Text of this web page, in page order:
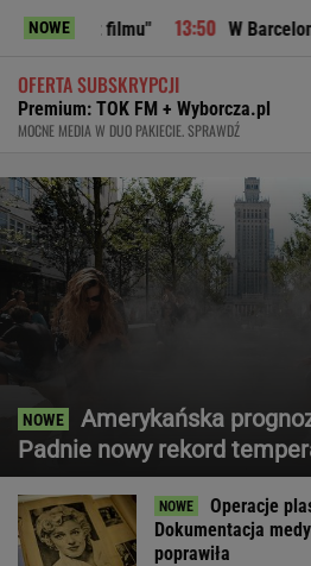
NOWE
filmu" W Barcelonie mają
OFERTA SUBSKRYPCJI
Premium: TOK FM + Wyborcza.pl
MOCNE MEDIA W DUO PAKIECIE. SPRAWDŹ
Amerykańska
Padnie nowy rekord
Operacje
Dokumentacja
poprawiła